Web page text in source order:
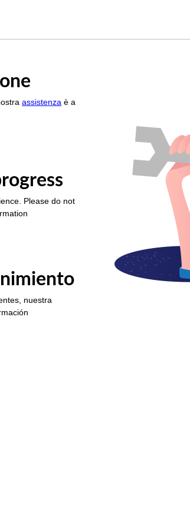
assistenza è a
Please do not
nuestra